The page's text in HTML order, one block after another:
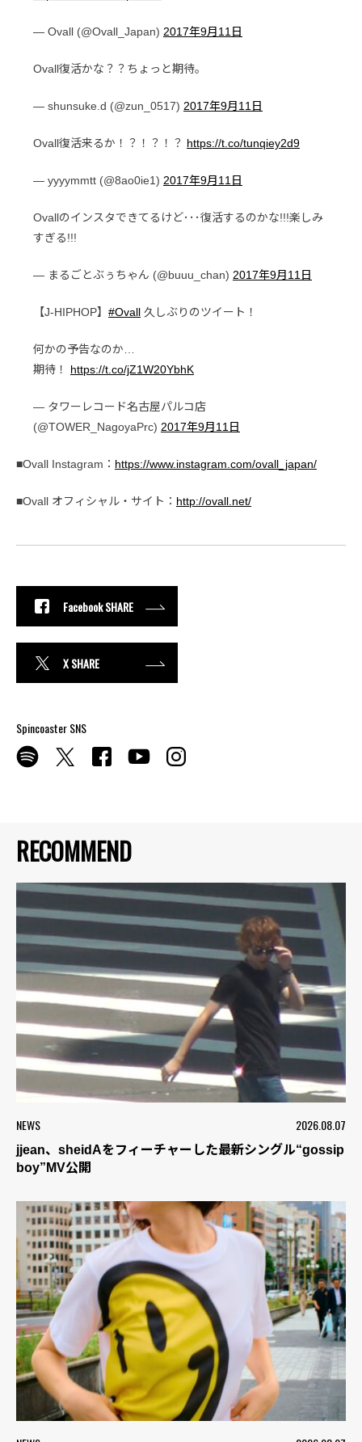
RECOMMEND
NEWS 2026.08.07
jjean、sheidAをフィーチャーした最新シングル“gossip
boy”MV公開
— Ovall (@Ovall_Japan) 2017年9月11日
Ovall復活かな？？ちょっと期待。
— shunsuke.d (@zun_0517) 2017年9月11日
Ovall復活来るか！？！？！？ https://t.co/tunqiey2d9
— yyyymmtt (@8ao0ie1) 2017年9月11日
Ovallのインスタできてるけど･･･復活するのかな!!!楽しみ
すぎる!!!
— まるごとぶぅちゃん (@buuu_chan) 2017年9月11日
【J-HIPHOP】 #Ovall 久しぶりのツイート！
何かの予告なのか…
期待！ https://t.co/jZ1W20YbhK
— タワーレコード名古屋パルコ店
(@TOWER_NagoyaPrc) 2017年9月11日
■Ovall Instagram： https://www.instagram.com/ovall_japan/
■Ovall オフィシャル・サイト： http://ovall.net/
Facebook SHARE
X SHARE
Spincoaster SNS